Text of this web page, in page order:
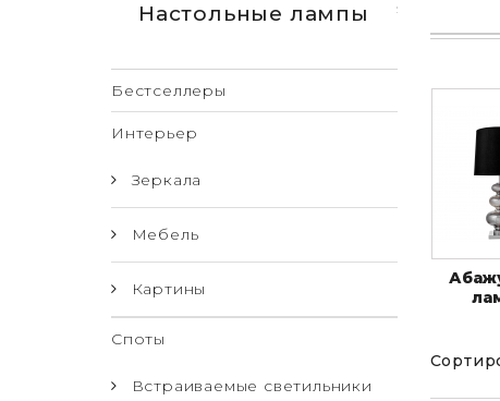
Настольные лампы
Бестселлеры
Интерьер
Зеркала
Мебель
Картины
Споты
Встраиваемые светильники